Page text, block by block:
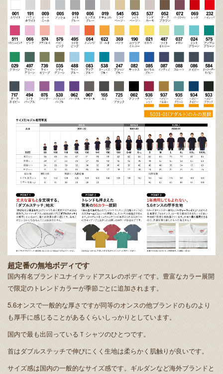
超定番の無地ボディです
国内有名ブランドユナイテッドアスレのボディです。豊富なカラー展開
で限定のトレンドカラーが季節ごとに追加されます。
5.6オンスで一般的な厚さですが同等のオンスの他ブランドのものより
も厚手に感じることがあるくらいしっかりとしています。
国内で最も出回っているＴシャツのひとつです。
首はダブルステッチで伸びにくく生地は柔らかく肌触りが良いです。
サイズ感は国内の一般的なサイズ感です。ギルダンなど海外ブランドと